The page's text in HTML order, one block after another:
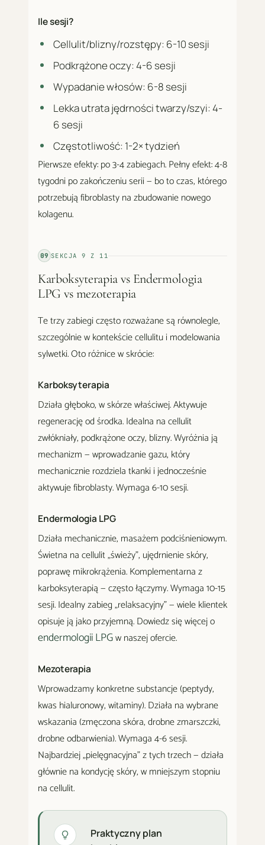
Ile sesji?
Cellulit/blizny/rozstępy: 6-10 sesji
Podkrążone oczy: 4-6 sesji
Wypadanie włosów: 6-8 sesji
Lekka utrata jędrności twarzy/szyi: 4-
6 sesji
Częstotliwość: 1-2× tydzień
Pierwsze efekty: po 3-4 zabiegach. Pełny efekt: 4-8
tygodni po zakończeniu serii — bo to czas, którego
potrzebują fibroblasty na zbudowanie nowego
kolagenu.
09 SEKCJA9 Z 11
Karboksyterapia vs Endermologia
LPG vs mezoterapia
Te trzy zabiegi często rozważane są równolegle,
szczególnie w kontekście cellulitu i modelowania
sylwetki. Oto różnice w skrócie:
Karboksyterapia
Działa głęboko, w skórze właściwej. Aktywuje
regenerację od środka. Idealna na cellulit
zwłókniały, podkrążone oczy, blizny. Wyróżnia ją
mechanizm — wprowadzanie gazu, który
mechanicznie rozdziela tkanki i jednocześnie
aktywuje fibroblasty. Wymaga 6-10 sesji.
Endermologia LPG
Działa mechanicznie, masażem podciśnieniowym.
Świetna na cellulit „świeży", ujędrnienie skóry,
poprawę mikrokrążenia. Komplementarna z
karboksyterapią — często łączymy. Wymaga 10-15
sesji. Idealny zabieg „relaksacyjny" — wiele klientek
opisuje ją jako przyjemną. Dowiedz się więcej o
endermologii LPGw naszej ofercie.
Mezoterapia
Wprowadzamy konkretne substancje (peptydy,
kwas hialuronowy, witaminy). Działa na wybrane
wskazania (zmęczona skóra, drobne zmarszczki,
drobne odbarwienia). Wymaga 4-6 sesji.
Najbardziej „pielęgnacyjna" z tych trzech — działa
głównie na kondycję skóry, w mniejszym stopniu
na cellulit.
Praktyczny plan